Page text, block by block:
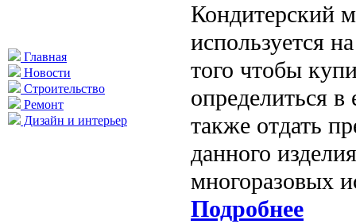
Главная
Новости
Строительство
Ремонт
Дизайн и интерьер
Кондитерский
используется
того чтобы
определиться
также отдать
данного
многоразовых
Подробнее